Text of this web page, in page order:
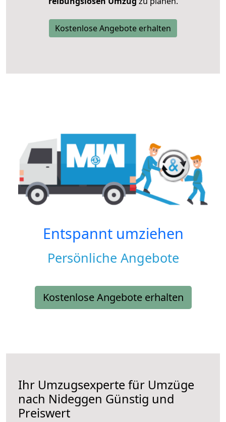
Kostenlose Angebote erhalten
Entspannt umziehen
Persönliche Angebote
Kostenlose Angebote erhalten
Ihr Umzugsexperte für Umzüge
nach Nideggen Günstig und
Preiswert